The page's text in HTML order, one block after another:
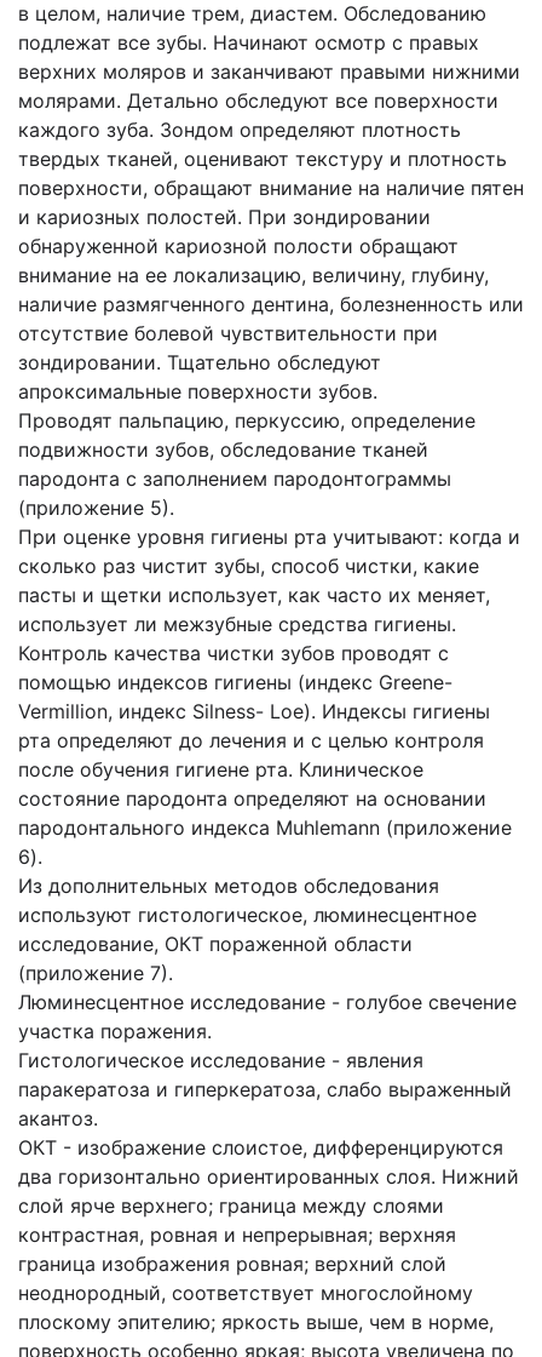
в целом, наличие трем, диастем. Обследованию
подлежат все зубы. Начинают осмотр с правых
верхних моляров и заканчивают правыми нижними
молярами. Детально обследуют все поверхности
каждого зуба. Зондом определяют плотность
твердых тканей, оценивают текстуру и плотность
поверхности, обращают внимание на наличие пятен
и кариозных полостей. При зондировании
обнаруженной кариозной полости обращают
внимание на ее локализацию, величину, глубину,
наличие размягченного дентина, болезненность или
отсутствие болевой чувствительности при
зондировании. Тщательно обследуют
апроксимальные поверхности зубов.
Проводят пальпацию, перкуссию, определение
подвижности зубов, обследование тканей
пародонта с заполнением пародонтограммы
(приложение 5).
При оценке уровня гигиены рта учитывают: когда и
сколько раз чистит зубы, способ чистки, какие
пасты и щетки использует, как часто их меняет,
использует ли межзубные средства гигиены.
Контроль качества чистки зубов проводят с
помощью индексов гигиены (индекс Greene-
Vermillion, индекс Silness- Loe). Индексы гигиены
рта определяют до лечения и с целью контроля
после обучения гигиене рта. Клиническое
состояние пародонта определяют на основании
пародонтального индекса Muhlemann (приложение
6).
Из дополнительных методов обследования
используют гистологическое, люминесцентное
исследование, ОКТ пораженной области
(приложение 7).
Люминесцентное исследование - голубое свечение
участка поражения.
Гистологическое исследование - явления
паракератоза и гиперкератоза, слабо выраженный
акантоз.
ОКТ - изображение слоистое, дифференцируются
два горизонтально ориентированных слоя. Нижний
слой ярче верхнего; граница между слоями
контрастная, ровная и непрерывная; верхняя
граница изображения ровная; верхний слой
неоднородный, соответствует многослойному
плоскому эпителию; яркость выше, чем в норме,
поверхность особенно яркая; высота увеличена по